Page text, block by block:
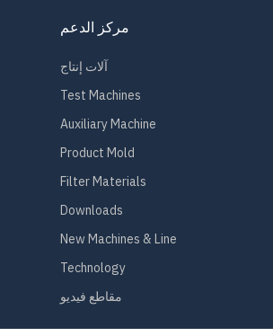
مركز الدعم
آلات إنتاج
Test Machines
Auxiliary Machine
Product Mold
Filter Materials
Downloads
New Machines & Line
Technology
مقاطع فيديو